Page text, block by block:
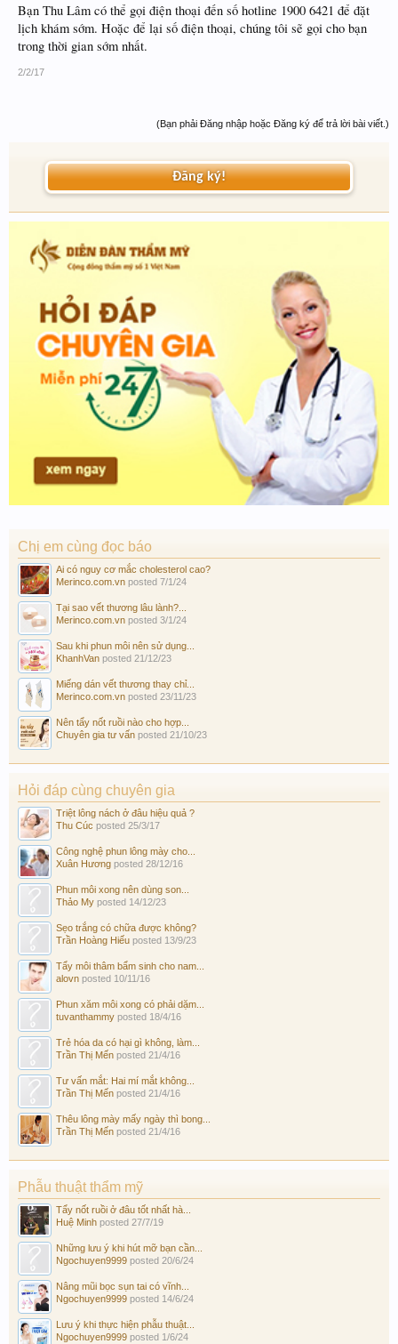
Bạn Thu Lâm có thể gọi điện thoại đến số hotline 1900 6421 để đặt
lịch khám sớm. Hoặc để lại số điện thoại, chúng tôi sẽ gọi cho bạn
trong thời gian sớm nhất.
2/2/17
(Bạn phải Đăng nhập hoặc Đăng ký để trả lời bài viết.)
Đăng ký!
Chị em cùng đọc báo
Ai có nguy cơ mắc cholesterol cao?
Merinco.com.vn posted 7/1/24
Tại sao vết thương lâu lành?...
Merinco.com.vn posted 3/1/24
Sau khi phun môi nên sử dụng...
KhanhVan posted 21/12/23
Miếng dán vết thương thay chỉ...
Merinco.com.vn posted 23/11/23
Nên tẩy nốt ruồi nào cho hợp...
Chuyên gia tư vấn posted 21/10/23
Hỏi đáp cùng chuyên gia
Triệt lông nách ở đâu hiệu quả ?
Thu Cúc posted 25/3/17
Công nghệ phun lông mày cho...
Xuân Hương posted 28/12/16
Phun môi xong nên dùng son...
Thảo My posted 14/12/23
Sẹo trắng có chữa được không?
Trần Hoàng Hiếu posted 13/9/23
Tẩy môi thâm bẩm sinh cho nam...
alovn posted 10/11/16
Phun xăm môi xong có phải dặm...
tuvanthammy posted 18/4/16
Trẻ hóa da có hại gì không, làm...
Trần Thị Mến posted 21/4/16
Tư vấn mắt: Hai mí mắt không...
Trần Thị Mến posted 21/4/16
Thêu lông mày mấy ngày thì bong...
Trần Thị Mến posted 21/4/16
Phẫu thuật thẩm mỹ
Tẩy nốt ruồi ở đâu tốt nhất hà...
Huệ Minh posted 27/7/19
Những lưu ý khi hút mỡ bạn cần...
Ngochuyen9999 posted 20/6/24
Nâng mũi bọc sụn tai có vĩnh...
Ngochuyen9999 posted 14/6/24
Lưu ý khi thực hiện phẫu thuật...
Ngochuyen9999 posted 1/6/24